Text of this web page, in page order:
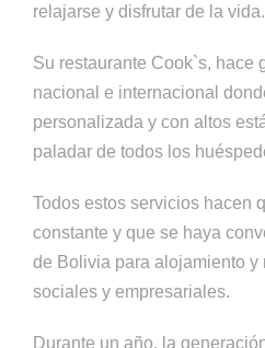
relajarse y disfrutar de la vida.
Su restaurante Cook`s, hace
nacional e internacional
personalizada y con altos
paladar de todos los
Todos estos servicios hacen
constante y que se haya
de Bolivia para alojamiento
sociales y empresariales.
Durante un año, la